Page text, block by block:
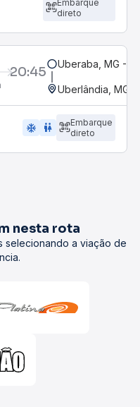
Embarque
direto
20:45 Uberaba, MG -
Uberlândia, MG -
ac_unit wc
Embarque
direto
nesta rota
selecionando a viação de